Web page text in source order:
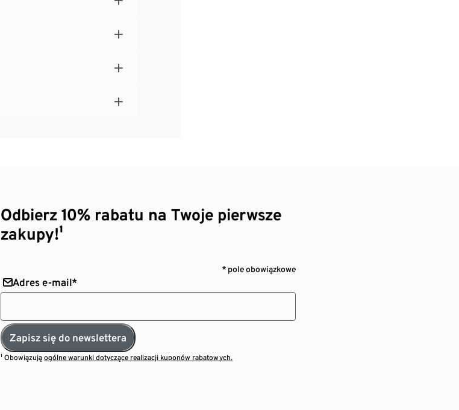
Odbierz 10% rabatu na Twoje pierwsze
zakupy!¹
* pole obowiązkowe
Adres e-mail*
Zapisz się do newslettera
¹ Obowiązująogólne warunki dotyczące realizacji kuponów rabatowych.